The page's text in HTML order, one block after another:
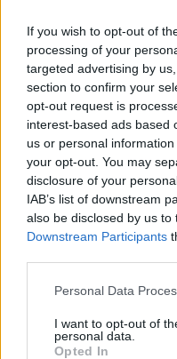
If you wish to opt-out of
processing of your
targeted advertising by
section to confirm your
opt-out request is
interest-based ads based
us or personal
your opt-out. You may
disclosure of your
IAB’s list of downstream
also be disclosed by us to
Downstream Participants
Personal Data
I want to opt-out of
personal data.
Opted In
Zviera našli
14 dní ho začali liečiť
nohy postavilo.
S
e
r
o
r